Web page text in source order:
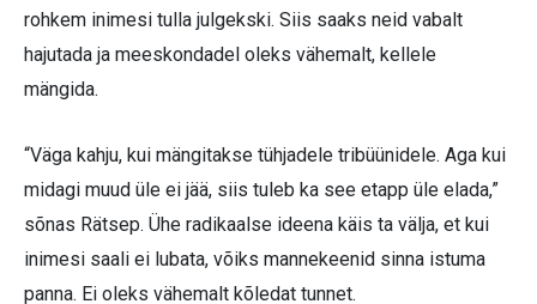
rohkem inimesi tulla julgekski. Siis saaks neid vabalt
hajutada ja meeskondadel oleks vähemalt, kellele
mängida.
“Väga kahju, kui mängitakse tühjadele tribüünidele. Aga kui
midagi muud üle ei jää, siis tuleb ka see etapp üle elada,”
sõnas Rätsep. Ühe radikaalse ideena käis ta välja, et kui
inimesi saali ei lubata, võiks mannekeenid sinna istuma
panna. Ei oleks vähemalt kõledat tunnet.